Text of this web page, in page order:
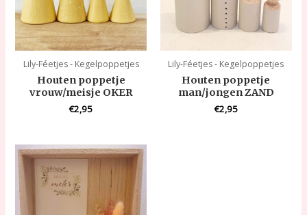
Lily-Féetjes - Kegelpoppetjes
Houten poppetje
vrouw/meisje OKER
€2,95
Lily-Féetjes - Kegelpoppetjes
Houten poppetje
man/jongen ZAND
€2,95